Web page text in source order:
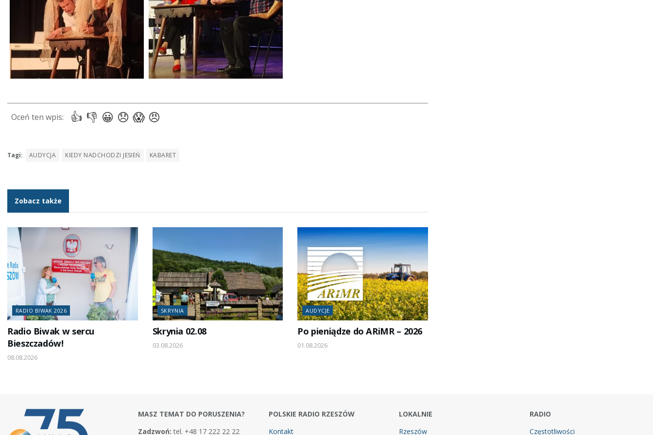
Tagi: AUDYCJA KIEDY NADCHODZI JESIEŃ KABARET
Zobacz także
RADIO BIWAK 2026
Radio Biwak w sercu
Bieszczadów!
08.08.2026
SKRYNIA
Skrynia 02.08
03.08.2026
AUDYCJE
Po pieniądze do ARiMR – 2026
01.08.2026
MASZ TEMAT DO PORUSZENIA?
Zadzwoń: tel. +48 17 222 22 22
POLSKIE RADIO RZESZÓW
Kontakt
LOKALNIE
Rzeszów
RADIO
Częstotliwości